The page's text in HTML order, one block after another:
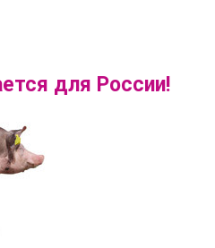
для России!